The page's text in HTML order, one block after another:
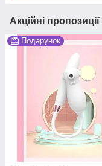
Акційні
Подарунок